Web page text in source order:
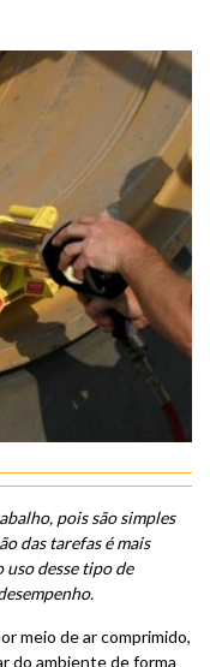
pois são simples
das tarefas é mais
uso desse tipo de
meio de ar comprimido,
do ambiente de forma